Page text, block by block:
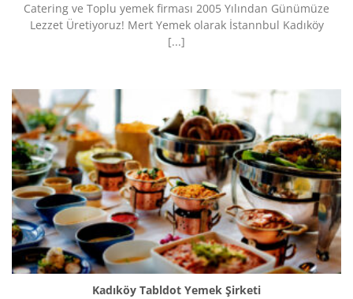
Catering ve Toplu yemek firması 2005 Yılından Günümüze
Lezzet Üretiyoruz!​ Mert Yemek olarak İstannbul Kadıköy
[...]
Kadıköy Tabldot Yemek Şirketi